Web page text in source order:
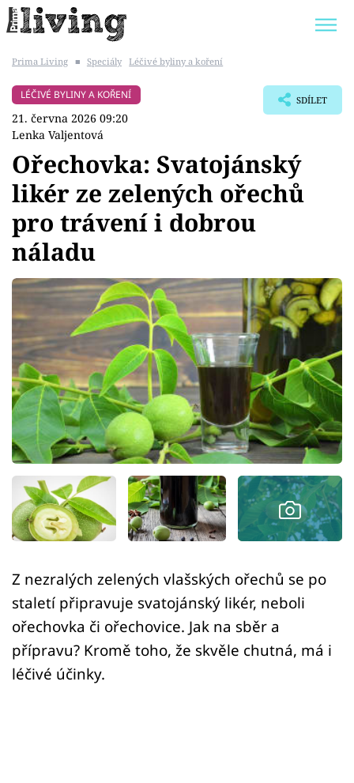
BYDLENÍ SLAVNÝCH
ZAHRADA
Témata
Bydlení
Zahrada
Design
Sledujte prima+
Přihlášení
Sledujte nás
Prima Living ■ Speciály Léčivé byliny a koření
LÉČIVÉ BYLINY A KOŘENÍ
21. června 2026 09:20
Lenka Valjentová
SDÍLET
Ořechovka: Svatojánský
likér ze zelených ořechů
pro trávení i dobrou
náladu
Z nezralých zelených vlašských ořechů se po
staletí připravuje svatojánský likér, neboli
ořechovka či ořechovice. Jak na sběr a
přípravu? Kromě toho, že skvěle chutná, má i
léčivé účinky.